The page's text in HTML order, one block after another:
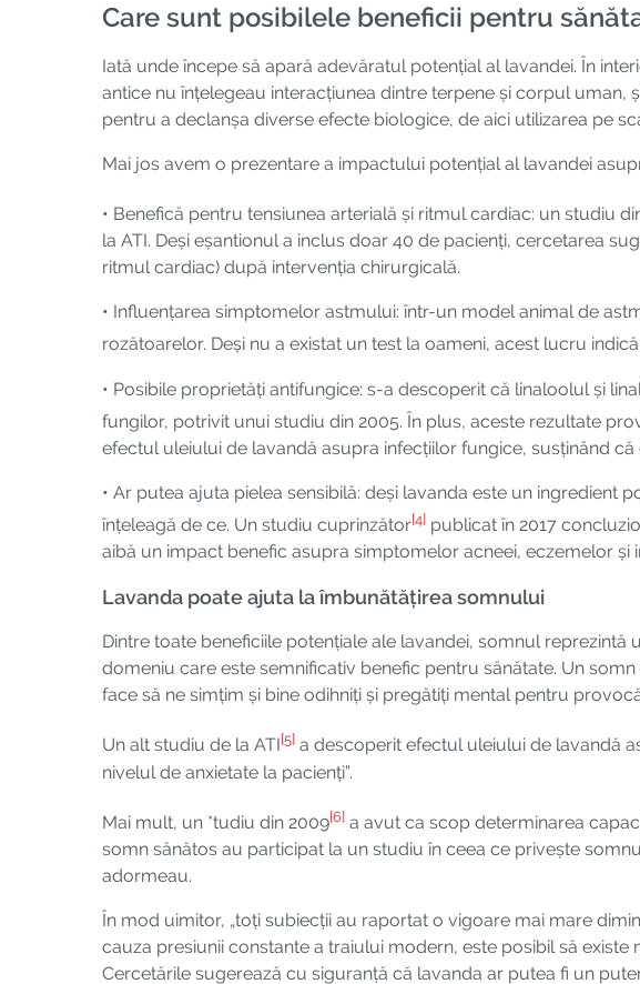
Care sunt posibilele beneficii pentru
Iată unde începe să apară adevăratul potențial al lavandei. În
antice nu înțelegeau interacțiunea dintre terpene și corpul
pentru a declanșa diverse efecte biologice, de aici utilizarea pe
Mai jos avem o prezentare a impactului potențial al lavandei
• Benefică pentru tensiunea arterială și ritmul cardiac: un studiu
la ATI. Deși eșantionul a inclus doar 40 de pacienți, cercetarea
ritmul cardiac) după intervenția chirurgicală.
• Influențarea simptomelor astmului: într-un model animal de
rozătoarelor. Deși nu a existat un test la oameni, acest lucru
• Posibile proprietăți antifungice: s-a descoperit că linaloolul și
fungilor, potrivit unui studiu din 2005. În plus, aceste rezultate
efectul uleiului de lavandă asupra infecțiilor fungice, susținând că
• Ar putea ajuta pielea sensibilă: deși lavanda este un ingredient
înțeleagă de ce. Un studiu cuprinzător[4] publicat în 2017
aibă un impact benefic asupra simptomelor acneei, eczemelor și
Lavanda poate ajuta la îmbunătățirea somnului
Dintre toate beneficiile potențiale ale lavandei, somnul
domeniu care este semnificativ benefic pentru sănătate. Un
face să ne simțim și bine odihniți și pregătiți mental pentru
Un alt studiu de la ATI[5] a descoperit efectul uleiului de lavandă
nivelul de anxietate la pacienți”.
Mai mult, un *tudiu din 2009[6] a avut ca scop determinarea
somn sănătos au participat la un studiu în ceea ce privește
adormeau.
În mod uimitor, „toți subiecții au raportat o vigoare mai mare
cauza presiunii constante a traiului modern, este posibil să
Cercetările sugerează cu siguranță că lavanda ar putea fi un